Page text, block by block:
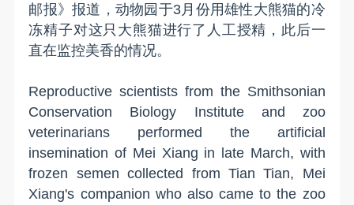
邮报》报道，动物园于3月份用雄性大熊猫的冷
冻精子对这只大熊猫进行了人工授精，此后一
直在监控美香的情况。
Reproductive scientists from the Smithsonian
Conservation Biology Institute and zoo
veterinarians performed the artificial
insemination of Mei Xiang in late March, with
frozen semen collected from Tian Tian, Mei
Xiang's companion who also came to the zoo